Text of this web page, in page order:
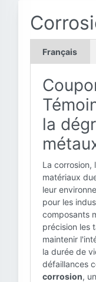
Français
la
La corrosion,
matériaux
leur
pour les
composants
précision les
maintenir
la durée de
défaillances
corrosion,